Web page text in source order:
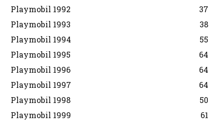
Playmobil 1992
37
Playmobil 1993
38
Playmobil 1994
55
Playmobil 1995
64
Playmobil 1996
64
Playmobil 1997
64
Playmobil 1998
50
Playmobil 1999
61